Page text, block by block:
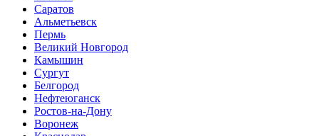
Саратов
Альметьевск
Пермь
Великий Новгород
Камышин
Сургут
Белгород
Нефтеюганск
Ростов-на-Дону
Воронеж